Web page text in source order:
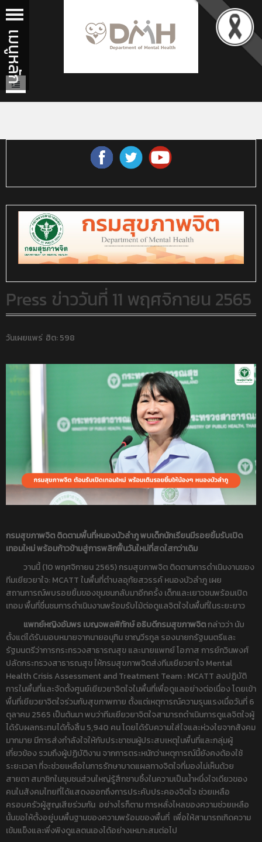
Press ข่าววันที่ 11 พฤศจิกายน 2565
วันเผยแพร่ ฮิต: 598
กรมสุขภาพจิต ติดตามพื้นที่หนองบัวลำภู พบเด็กนักเรียนมีรอยยิ้มรับเปิด
เทอมใหม่ พร้อมก้าวข้ามสู่การพลิกฟื้นวันใหม่ที่สดใสกว่าเดิม
วานนี้ (10 พฤศจิกายน 2565) กรมสุขภาพจิต ติดตามการดำเนินงานของ
ทีมเยียวยาใจ: MCATT ในพื้นที่ตำบลอุทัยสวรรค์ หนองบัวลำภู เผย
สถานการณ์พบรอยยิ้มของชุมชนกลับมาอีกครั้ง เด็กและเยาวชนพร้อมเปิด
เทอม พื้นที่ชื่นชมการดำเนินงานพร้อมรับไม้ต่อดูแลจิตใจในพื้นที่ในระยะยาว
แพทย์หญิงอัมพร เบญจพลพิทักษ์ อธิบดีกรมสุขภาพจิตกล่าวว่า นับ
ตั้งแต่ได้รับมอบหมายจากนายอนุทิน ชาญวีรกูล รองนายกรัฐมนตรีและ
รัฐมนตรีว่าการกระทรวงสาธารณสุข และนายแพทย์ โอภาส การย์กวินพงศ์
ปลัดกระทรวงสาธารณสุข ให้กรมสุขภาพจิตส่งทีมเยียวยาใจ Mental
Health Crisis Assessment and Treatment Team : MCATT ลงปฎิบัติ
การในพื้นที่และจัดตั้งศูนย์เยียวยาจิตใจในพื้นที่เพื่อดูแลอย่างต่อเนื่อง โดยเข้า
พื้นที่เยียวยาจิตใจร่วมกับสุขภาพกาย ตั้งแต่เหตุการณ์ความรุนแรงเมื่อวันที่ 6
ตุลาคม 2565 เป็นต้นมา พบว่าทีมเยียวยาจิตใจสามารถดำเนินการดูแลจิตใจผู้
ได้รับผลกระทบได้ทั้งสิ้น 5,940 คน โดยได้รับความใส่ใจและห่วงใยจากสังคม
มากมาย มีการส่งกำลังใจให้กับประชาชนผู้ประสบเหตุในพื้นที่และกลุ่มผู้
เกี่ยวข้อง รวมถึงผู้ปฏิบัติงาน จากการตระหนักว่าเหตุการณ์นี้ยังคงต้องใช้
ระยะเวลา ที่จะช่วยเหลือในการรักษาบาดแผลทางจิตใจที่มองไม่เห็นด้วย
สายตา สมาชิกในชุมชนส่วนใหญ่รู้สึกซาบซึ้งในความเป็นน้ำหนึ่งใจเดียวของ
คนในสังคมไทยที่ได้แสดงออกถึงการประคับประคองจิตใจ ช่วยเหลือ
ครอบครัวผู้สูญเสียร่วมกัน อย่างไรก็ตาม การหลั่งไหลของความช่วยเหลือ
นั้นขอให้ตั้งอยู่บนพื้นฐานของความพร้อมของพื้นที่ เพื่อให้สามารถเกิดความ
เข้มแข็งและพึ่งพิงดูแลตนเองได้อย่างเหมาะสมต่อไป